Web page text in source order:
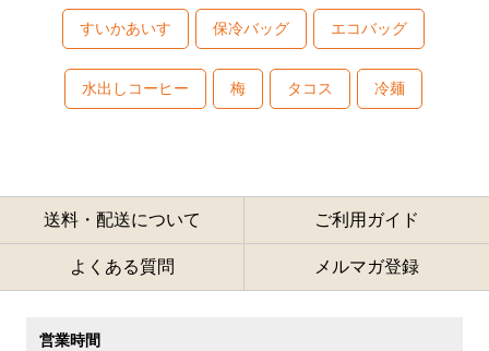
すいかあいす 保冷バッグ エコバッグ
水出しコーヒー 梅 タコス 冷麺
送料・配送について ご利用ガイド
よくある質問 メルマガ登録
営業時間